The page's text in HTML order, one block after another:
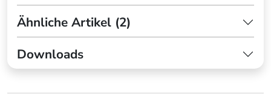
Ähnliche Artikel (2)
Downloads